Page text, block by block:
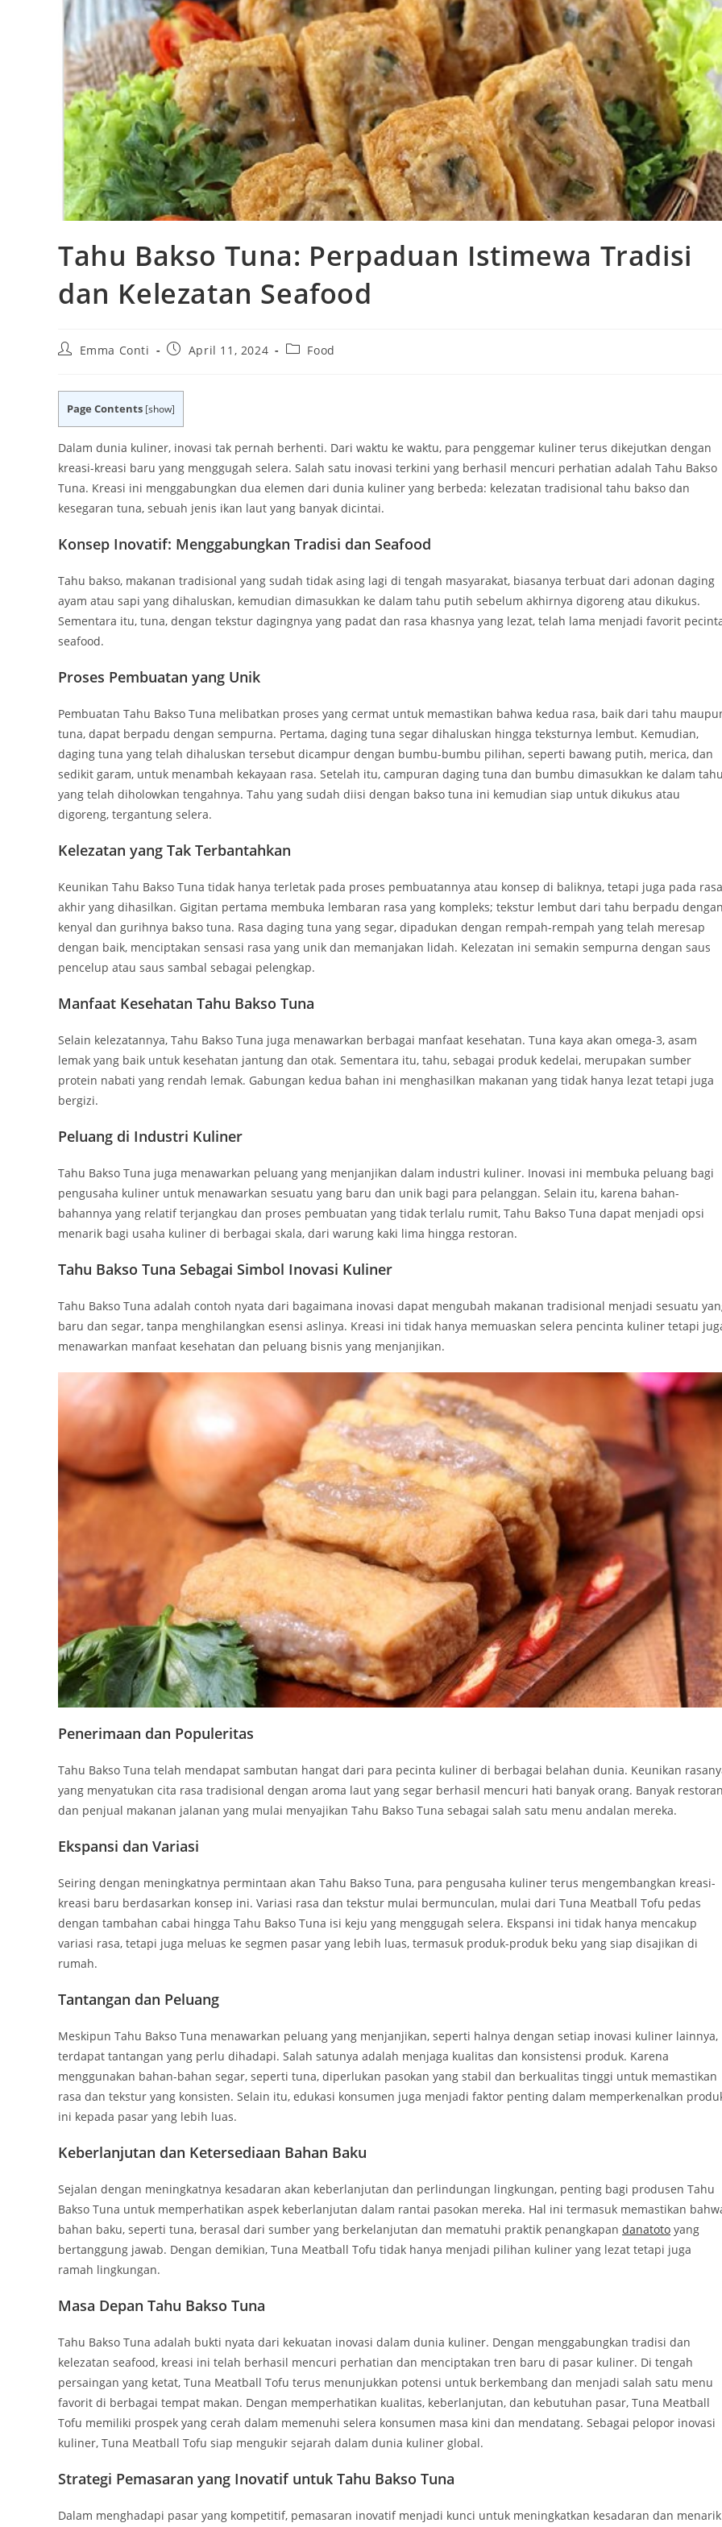
Tahu Bakso Tuna: Perpaduan Istimewa Tradisi
dan Kelezatan Seafood
PostEmma Conti
PostApril 11, 2024
PostFood
Page Contents [show]
Dalam dunia kuliner, inovasi tak pernah berhenti. Dari waktu ke waktu, para penggemar kuliner terus dikejutkan dengan
kreasi-kreasi baru yang menggugah selera. Salah satu inovasi terkini yang berhasil mencuri perhatian adalah Tahu Bakso
Tuna. Kreasi ini menggabungkan dua elemen dari dunia kuliner yang berbeda: kelezatan tradisional tahu bakso dan
kesegaran tuna, sebuah jenis ikan laut yang banyak dicintai.
Konsep Inovatif: Menggabungkan Tradisi dan Seafood
Tahu bakso, makanan tradisional yang sudah tidak asing lagi di tengah masyarakat, biasanya terbuat dari adonan daging
ayam atau sapi yang dihaluskan, kemudian dimasukkan ke dalam tahu putih sebelum akhirnya digoreng atau dikukus.
Sementara itu, tuna, dengan tekstur dagingnya yang padat dan rasa khasnya yang lezat, telah lama menjadi favorit
seafood.
Proses Pembuatan yang Unik
Pembuatan Tahu Bakso Tuna melibatkan proses yang cermat untuk memastikan bahwa kedua rasa, baik dari tahu
tuna, dapat berpadu dengan sempurna. Pertama, daging tuna segar dihaluskan hingga teksturnya lembut. Kemudian,
daging tuna yang telah dihaluskan tersebut dicampur dengan bumbu-bumbu pilihan, seperti bawang putih, merica, dan
sedikit garam, untuk menambah kekayaan rasa. Setelah itu, campuran daging tuna dan bumbu dimasukkan ke dalam
yang telah diholowkan tengahnya. Tahu yang sudah diisi dengan bakso tuna ini kemudian siap untuk dikukus atau
digoreng, tergantung selera.
Kelezatan yang Tak Terbantahkan
Keunikan Tahu Bakso Tuna tidak hanya terletak pada proses pembuatannya atau konsep di baliknya, tetapi juga pada rasa
akhir yang dihasilkan. Gigitan pertama membuka lembaran rasa yang kompleks; tekstur lembut dari tahu berpadu
kenyal dan gurihnya bakso tuna. Rasa daging tuna yang segar, dipadukan dengan rempah-rempah yang telah meresap
dengan baik, menciptakan sensasi rasa yang unik dan memanjakan lidah. Kelezatan ini semakin sempurna dengan saus
pencelup atau saus sambal sebagai pelengkap.
Manfaat Kesehatan Tahu Bakso Tuna
Selain kelezatannya, Tahu Bakso Tuna juga menawarkan berbagai manfaat kesehatan. Tuna kaya akan omega-3, asam
lemak yang baik untuk kesehatan jantung dan otak. Sementara itu, tahu, sebagai produk kedelai, merupakan sumber
protein nabati yang rendah lemak. Gabungan kedua bahan ini menghasilkan makanan yang tidak hanya lezat tetapi juga
bergizi.
Peluang di Industri Kuliner
Tahu Bakso Tuna juga menawarkan peluang yang menjanjikan dalam industri kuliner. Inovasi ini membuka peluang bagi
pengusaha kuliner untuk menawarkan sesuatu yang baru dan unik bagi para pelanggan. Selain itu, karena bahan-
bahannya yang relatif terjangkau dan proses pembuatan yang tidak terlalu rumit, Tahu Bakso Tuna dapat menjadi opsi
menarik bagi usaha kuliner di berbagai skala, dari warung kaki lima hingga restoran.
Tahu Bakso Tuna Sebagai Simbol Inovasi Kuliner
Tahu Bakso Tuna adalah contoh nyata dari bagaimana inovasi dapat mengubah makanan tradisional menjadi sesuatu
baru dan segar, tanpa menghilangkan esensi aslinya. Kreasi ini tidak hanya memuaskan selera pencinta kuliner tetapi
menawarkan manfaat kesehatan dan peluang bisnis yang menjanjikan.
Penerimaan dan Populeritas
Tahu Bakso Tuna telah mendapat sambutan hangat dari para pecinta kuliner di berbagai belahan dunia. Keunikan
yang menyatukan cita rasa tradisional dengan aroma laut yang segar berhasil mencuri hati banyak orang. Banyak
dan penjual makanan jalanan yang mulai menyajikan Tahu Bakso Tuna sebagai salah satu menu andalan mereka.
Ekspansi dan Variasi
Seiring dengan meningkatnya permintaan akan Tahu Bakso Tuna, para pengusaha kuliner terus mengembangkan kreasi-
kreasi baru berdasarkan konsep ini. Variasi rasa dan tekstur mulai bermunculan, mulai dari Tuna Meatball Tofu pedas
dengan tambahan cabai hingga Tahu Bakso Tuna isi keju yang menggugah selera. Ekspansi ini tidak hanya mencakup
variasi rasa, tetapi juga meluas ke segmen pasar yang lebih luas, termasuk produk-produk beku yang siap disajikan di
rumah.
Tantangan dan Peluang
Meskipun Tahu Bakso Tuna menawarkan peluang yang menjanjikan, seperti halnya dengan setiap inovasi kuliner lainnya,
terdapat tantangan yang perlu dihadapi. Salah satunya adalah menjaga kualitas dan konsistensi produk. Karena
menggunakan bahan-bahan segar, seperti tuna, diperlukan pasokan yang stabil dan berkualitas tinggi untuk memastikan
rasa dan tekstur yang konsisten. Selain itu, edukasi konsumen juga menjadi faktor penting dalam memperkenalkan
ini kepada pasar yang lebih luas.
Keberlanjutan dan Ketersediaan Bahan Baku
Sejalan dengan meningkatnya kesadaran akan keberlanjutan dan perlindungan lingkungan, penting bagi produsen Tahu
Bakso Tuna untuk memperhatikan aspek keberlanjutan dalam rantai pasokan mereka. Hal ini termasuk memastikan
bahan baku, seperti tuna, berasal dari sumber yang berkelanjutan dan mematuhi praktik penangkapan danatoto yang
bertanggung jawab. Dengan demikian, Tuna Meatball Tofu tidak hanya menjadi pilihan kuliner yang lezat tetapi juga
ramah lingkungan.
Masa Depan Tahu Bakso Tuna
Tahu Bakso Tuna adalah bukti nyata dari kekuatan inovasi dalam dunia kuliner. Dengan menggabungkan tradisi dan
kelezatan seafood, kreasi ini telah berhasil mencuri perhatian dan menciptakan tren baru di pasar kuliner. Di tengah
persaingan yang ketat, Tuna Meatball Tofu terus menunjukkan potensi untuk berkembang dan menjadi salah satu menu
favorit di berbagai tempat makan. Dengan memperhatikan kualitas, keberlanjutan, dan kebutuhan pasar, Tuna Meatball
Tofu memiliki prospek yang cerah dalam memenuhi selera konsumen masa kini dan mendatang. Sebagai pelopor inovasi
kuliner, Tuna Meatball Tofu siap mengukir sejarah dalam dunia kuliner global.
Strategi Pemasaran yang Inovatif untuk Tahu Bakso Tuna
Dalam menghadapi pasar yang kompetitif, pemasaran inovatif menjadi kunci untuk meningkatkan kesadaran dan menarik